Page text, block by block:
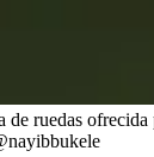
de ruedas